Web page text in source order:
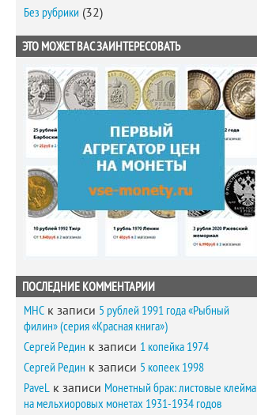
Без рубрики (32)
ЭТО МОЖЕТ ВАС ЗАИНТЕРЕСОВАТЬ
ПОСЛЕДНИЕ КОММЕНТАРИИ
MHC к записи 5 рублей 1991 года «Рыбный
филин» (серия «Красная книга»)
Сергей Редин к записи 1 копейка 1974
Сергей Редин к записи 5 копеек 1998
PaveL к записи Монетный брак: листовые клейма
на мельхиоровых монетах 1931-1934 годов